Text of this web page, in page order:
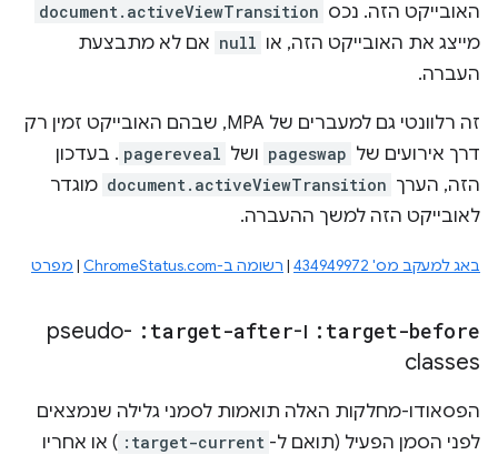
האובייקט הזה. נכס document.activeViewTransition
מייצג את האובייקט הזה, או null אם לא מתבצעת
העברה.
זה רלוונטי גם למעברים של MPA, שבהם האובייקט זמין רק
דרך אירועים של pageswap ושל pagereveal . בעדכון
הזה, הערך document.activeViewTransition מוגדר
לאובייקט הזה למשך ההעברה.
באג למעקב מס' 434949972 | רשומה ב-ChromeStatus.com | מפרט
:target-before ו-:target-after
pseudo-
classes
הפסאודו-מחלקות האלה תואמות לסמני גלילה שנמצאים
לפני הסמן הפעיל (תואם ל- :target-current ) או אחריו